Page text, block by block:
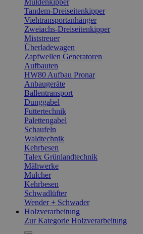
Muldenkipper
Tandem-Dreiseitenkipper
Viehtransportanhänger
Zweiachs-Dreiseitenkipper
Miststreuer
Überladewagen
Zapfwellen Generatoren
Aufbauten
HW80 Aufbau Pronar
Anbaugeräte
Ballentransport
Dunggabel
Futtertechnik
Palettengabel
Schaufeln
Waldtechnik
Kehrbesen
Talex Grünlandtechnik
Mähwerke
Mulcher
Kehrbesen
Schwadlüfter
Wender + Schwader
Holzverarbeitung
Zur Kategorie Holzverarbeitung